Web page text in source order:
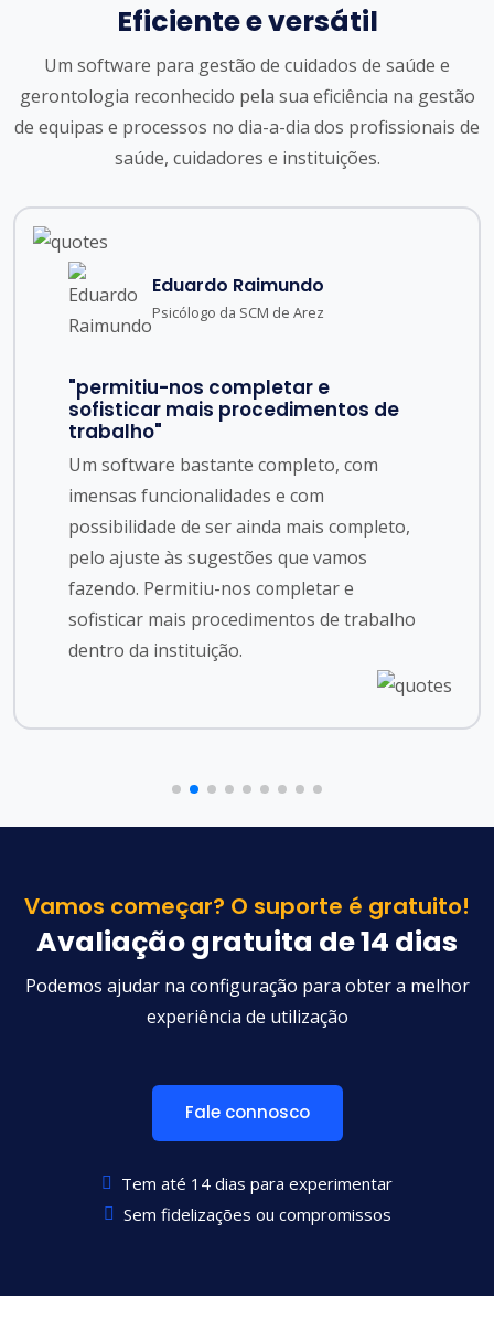
Eficiente e versátil
Um software para gestão de cuidados de saúde e
gerontologia reconhecido pela sua eficiência na gestão
de equipas e processos no dia-a-dia dos profissionais de
saúde, cuidadores e instituições.
Zarina Chagas e Silva
"possibilidade de imprimir os dados
mais relevantes sobre o utente"
Apoio técnico prestado imediatamente com
simpatia e profissionalismo. Tenho acesso
à informação médica e de enfermagem e
ainda, aquando da necessidade de chamar
o INEM, tenho a possibilidade de imprimir
os dados mais relevantes sobre o utente
para facilitar o trabalho dos profissionais
Vamos começar? O suporte é gratuito!
Avaliação gratuita de 14 dias
Podemos ajudar na configuração para obter a melhor
experiência de utilização
Fale connosco
Tem até 14 dias para experimentar
Sem fidelizações ou compromissos